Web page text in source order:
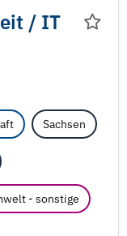
/ IT
Sachsen
- sonstige